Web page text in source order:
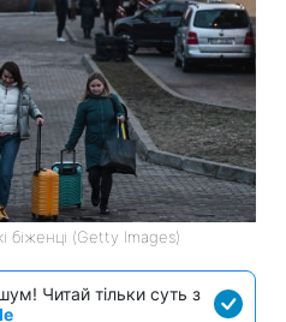
біженці (Getty Images)
Читай тільки суть з